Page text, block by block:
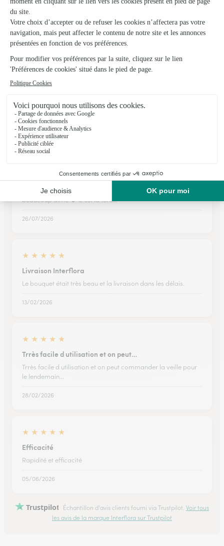
★★★★ ★4.8 (99)
41, rue Joubert
Voir la boutique
Ils ont fait livrer des fleurs ou une plante à
Carisey
★ ★ ★ ★
Tout est parfait, de la commande à la livraison 👍🏽 Choix de
présentations de fleurs, ajouter un cadeau en plus est une
bonne idée ! La personne à qui était destiné cet envoi à
beaucoup aimé ❤️ C'est la 1ère…
26/07/2026
★ ★ ★ ★ ★
Livraison Interflora
Le bouquet était très beau et la livraison dans les délais.
13/02/2026
★ ★ ★ ★ ★
Trrès facile d utilisation et on peut…
Trrès facile d utilisation et on peut commander la veille pour
le lendemain...
28/02/2026
★ ★ ★ ★ ★
Efficacité
Rapidité et efficacité
05/06/2026
Trustpilot Échantillon d'avis clients fourni via Trustpilot. Voir tous
les avis de la marque Interflora sur Trustpilot